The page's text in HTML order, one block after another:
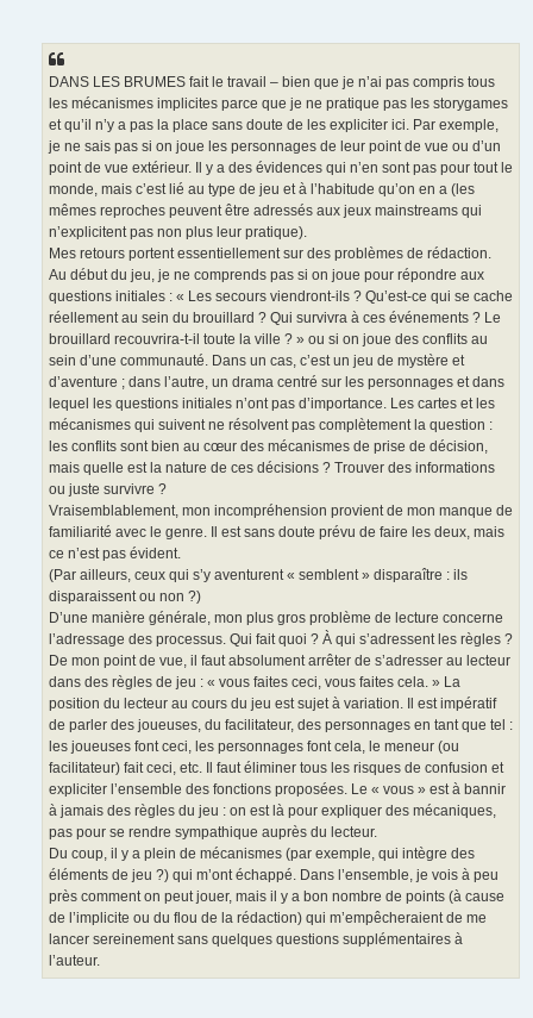
DANS LES BRUMES fait le travail – bien que je n’ai pas compris tous
les mécanismes implicites parce que je ne pratique pas les storygames
et qu’il n’y a pas la place sans doute de les expliciter ici. Par exemple,
je ne sais pas si on joue les personnages de leur point de vue ou d’un
point de vue extérieur. Il y a des évidences qui n’en sont pas pour tout le
monde, mais c’est lié au type de jeu et à l’habitude qu’on en a (les
mêmes reproches peuvent être adressés aux jeux mainstreams qui
n’explicitent pas non plus leur pratique).
Mes retours portent essentiellement sur des problèmes de rédaction.
Au début du jeu, je ne comprends pas si on joue pour répondre aux
questions initiales : « Les secours viendront-ils ? Qu’est-ce qui se cache
réellement au sein du brouillard ? Qui survivra à ces événements ? Le
brouillard recouvrira-t-il toute la ville ? » ou si on joue des conflits au
sein d’une communauté. Dans un cas, c’est un jeu de mystère et
d’aventure ; dans l’autre, un drama centré sur les personnages et dans
lequel les questions initiales n’ont pas d’importance. Les cartes et les
mécanismes qui suivent ne résolvent pas complètement la question :
les conflits sont bien au cœur des mécanismes de prise de décision,
mais quelle est la nature de ces décisions ? Trouver des informations
ou juste survivre ?
Vraisemblablement, mon incompréhension provient de mon manque de
familiarité avec le genre. Il est sans doute prévu de faire les deux, mais
ce n’est pas évident.
(Par ailleurs, ceux qui s’y aventurent « semblent » disparaître : ils
disparaissent ou non ?)
D’une manière générale, mon plus gros problème de lecture concerne
l’adressage des processus. Qui fait quoi ? À qui s’adressent les règles ?
De mon point de vue, il faut absolument arrêter de s’adresser au lecteur
dans des règles de jeu : « vous faites ceci, vous faites cela. » La
position du lecteur au cours du jeu est sujet à variation. Il est impératif
de parler des joueuses, du facilitateur, des personnages en tant que tel :
les joueuses font ceci, les personnages font cela, le meneur (ou
facilitateur) fait ceci, etc. Il faut éliminer tous les risques de confusion et
expliciter l’ensemble des fonctions proposées. Le « vous » est à bannir
à jamais des règles du jeu : on est là pour expliquer des mécaniques,
pas pour se rendre sympathique auprès du lecteur.
Du coup, il y a plein de mécanismes (par exemple, qui intègre des
éléments de jeu ?) qui m’ont échappé. Dans l’ensemble, je vois à peu
près comment on peut jouer, mais il y a bon nombre de points (à cause
de l’implicite ou du flou de la rédaction) qui m’empêcheraient de me
lancer sereinement sans quelques questions supplémentaires à
l’auteur.